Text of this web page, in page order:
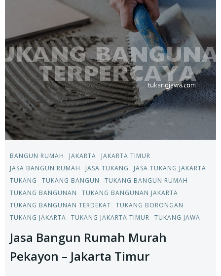
BANGUN RUMAH JAKARTA
JAKARTA TIMUR
JASA BANGUN RUMAH
JASA TUKANG
JASA TUKANG JAKARTA
TUKANG
TUKANG BANGUN
TUKANG BANGUN RUMAH
TUKANG BANGUNAN
TUKANG BANGUNAN JAKARTA
TUKANG BANGUNAN TERDEKAT
TUKANG BORONGAN
TUKANG JAKARTA
TUKANG JAKARTA TIMUR TUKANG JAWA
Jasa Bangun Rumah Murah
Pekayon – Jakarta Timur